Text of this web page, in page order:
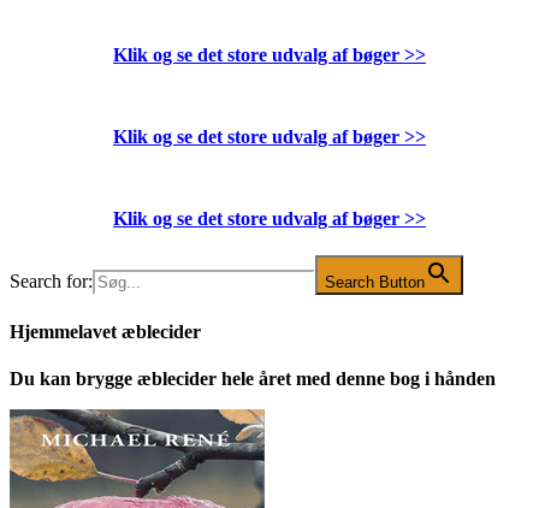
Klik og se det store udvalg af bøger >>
Klik og se det store udvalg af bøger >>
Klik og se det store udvalg af bøger >>
Search for: Search Button
Hjemmelavet æblecider
Du kan brygge æblecider hele året med denne bog i hånden